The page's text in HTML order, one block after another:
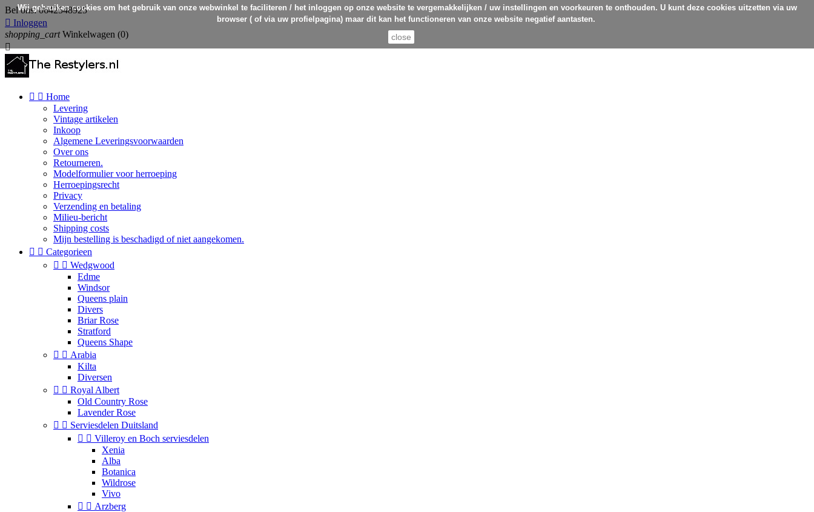
Bel ons:0642548925
 Inloggen
shopping_cart Winkelwagen (0)

  Home
Levering
Vintage artikelen
Inkoop
Algemene Leveringsvoorwaarden
Over ons
Retourneren.
Modelformulier voor herroeping
Herroepingsrecht
Privacy
Verzending en betaling
Milieu-bericht
Shipping costs
Mijn bestelling is beschadigd of niet aangekomen.
  Categorieen
  Wedgwood
Edme
Windsor
Queens plain
Divers
Briar Rose
Stratford
Queens Shape
  Arabia
Kilta
Diversen
  Royal Albert
Old Country Rose
Lavender Rose
  Serviesdelen Duitsland
  Villeroy en Boch serviesdelen
Xenia
Alba
Botanica
Wildrose
Vivo
  Arzberg
Wij gebruiken cookies om het gebruik van onze webwinkel te faciliteren / het inloggen op onze website te vergemakkelijken / uw instellingen en voorkeuren te onthouden. U kunt deze cookies uitzetten via uw
browser ( of via uw profielpagina) maar dit kan het functioneren van onze website negatief aantasten.
close